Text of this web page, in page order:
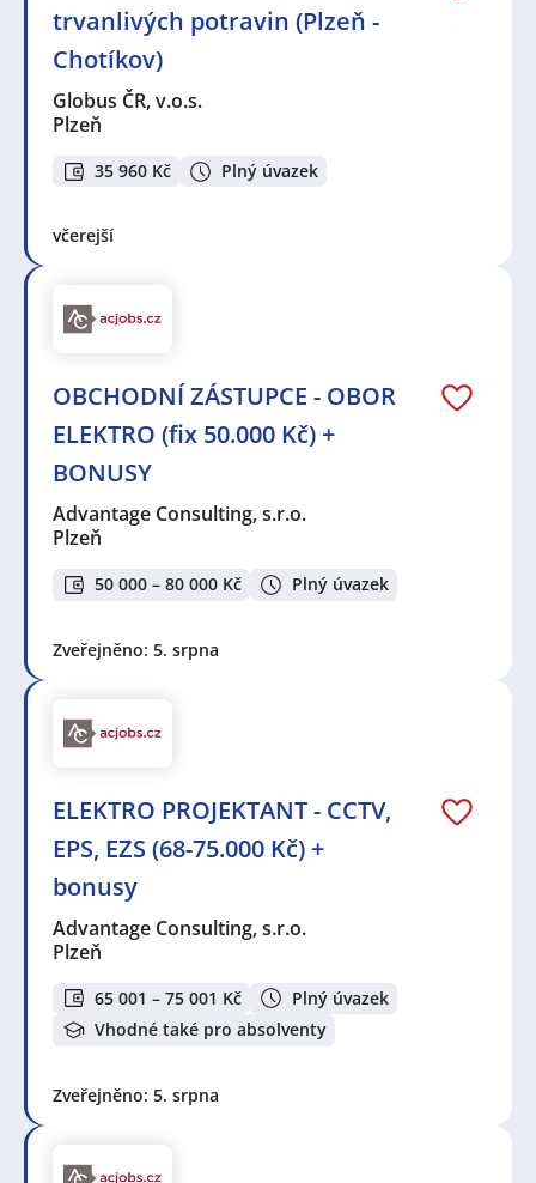
trvanlivých potravin (Plzeň -
Chotíkov)
Globus ČR, v.o.s.
Plzeň
35 960 Kč Plný úvazek
včerejší
OBCHODNÍ ZÁSTUPCE - OBOR
ELEKTRO (fix 50.000 Kč) +
BONUSY
Advantage Consulting, s.r.o.
Plzeň
50 000 – 80 000 Kč Plný úvazek
Zveřejněno: 5. srpna
ELEKTRO PROJEKTANT - CCTV,
EPS, EZS (68-75.000 Kč) +
bonusy
Advantage Consulting, s.r.o.
Plzeň
65 001 – 75 001 Kč
Plný úvazek
Vhodné také pro absolventy
Zveřejněno: 5. srpna